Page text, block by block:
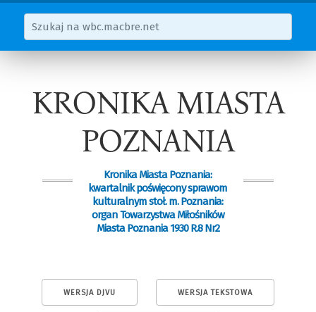
KRONIKA MIASTA
POZNANIA
Kronika Miasta Poznania:
kwartalnik poświęcony sprawom
kulturalnym stoł. m. Poznania:
organ Towarzystwa Miłośników
Miasta Poznania 1930 R.8 Nr2
WERSJA DJVU WERSJA TEKSTOWA